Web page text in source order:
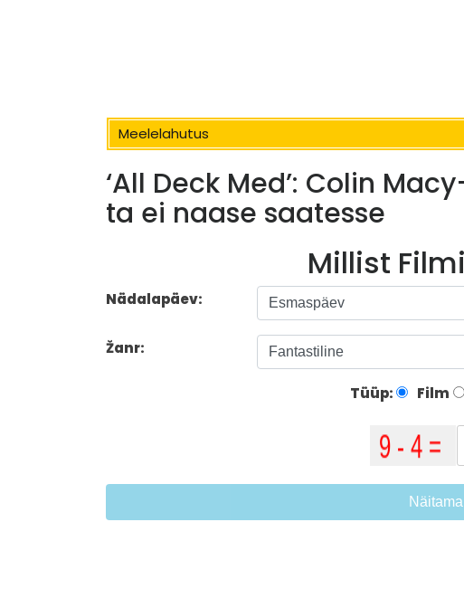
Meelelahutus
‘All Deck Med’: Colin
ta ei naase saatesse
Millist
Nädalapäev:
Žanr:
Tüüp: Film
Näitama